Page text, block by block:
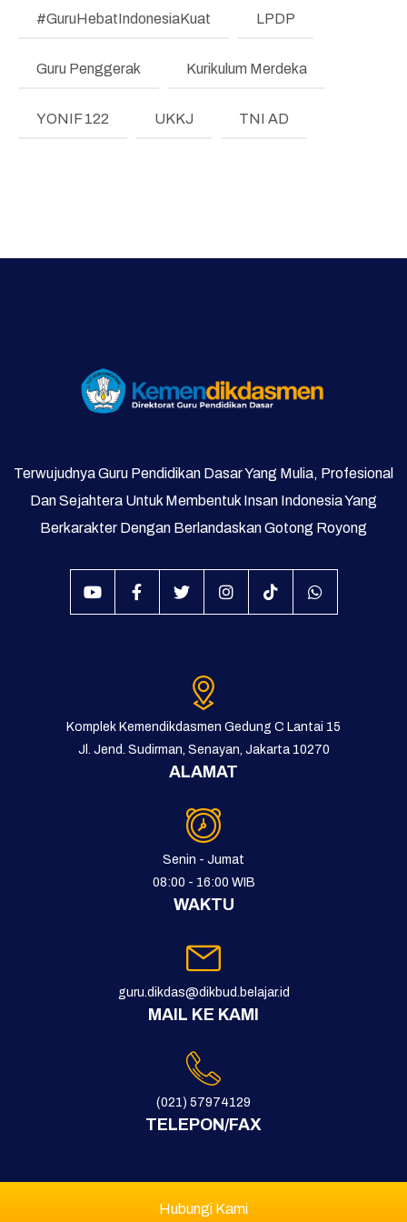
Literasi dan Numerasi
Koding & KA
Galeri Video dan Foto
#GuruHebatIndonesiaKuat LPDP
Guru Penggerak Kurikulum Merdeka
YONIF 122 UKKJ TNI AD
Terwujudnya Guru Pendidikan Dasar Yang Mulia, Profesional
Dan Sejahtera Untuk Membentuk Insan Indonesia Yang
Berkarakter Dengan Berlandaskan Gotong Royong
Komplek Kemendikdasmen Gedung C Lantai 15
Jl. Jend. Sudirman, Senayan, Jakarta 10270
ALAMAT
Senin - Jumat
08:00 - 16:00 WIB
WAKTU
guru.dikdas@dikbud.belajar.id
MAIL KE KAMI
(021) 57974129
TELEPON/FAX
Hubungi Kami